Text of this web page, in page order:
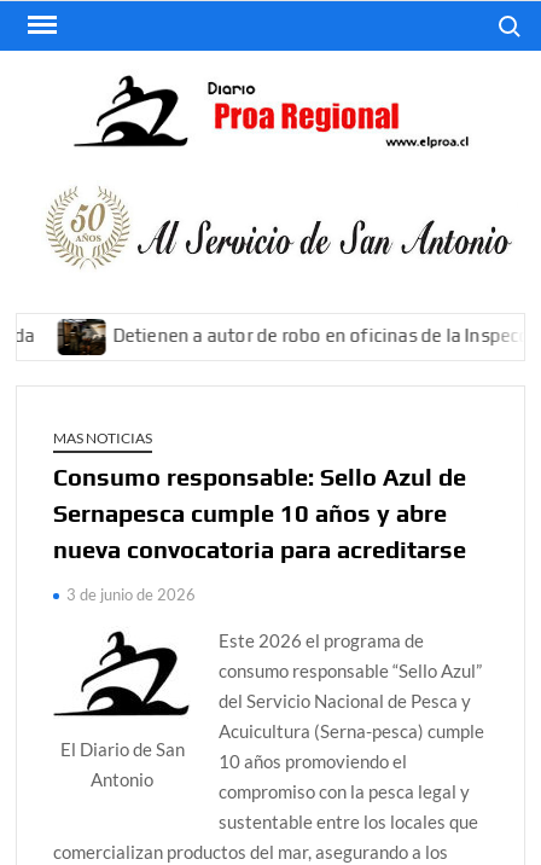
Saltar
Detienen a autor de robo en oficinas de la Inspección
MAS NOTICIAS
Consumo responsable: Sello Azul de
Sernapesca cumple 10 años y abre
nueva convocatoria para acreditarse
3 de junio de 2026
El Diario de San
Antonio
Este 2026 el programa de
consumo responsable “Sello Azul”
del Servicio Nacional de Pesca y
Acuicultura (Serna-pesca) cumple
10 años promoviendo el
compromiso con la pesca legal y
sustentable entre los locales que
comercializan productos del mar, asegurando a los